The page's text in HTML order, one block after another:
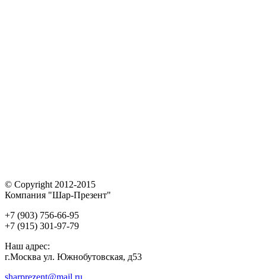
© Copyright 2012-2015
Компания "Шар-Презент"
+7 (903) 756-66-95
+7 (915) 301-97-79
Наш адрес:
г.Москва ул. Южнобутовская, д53